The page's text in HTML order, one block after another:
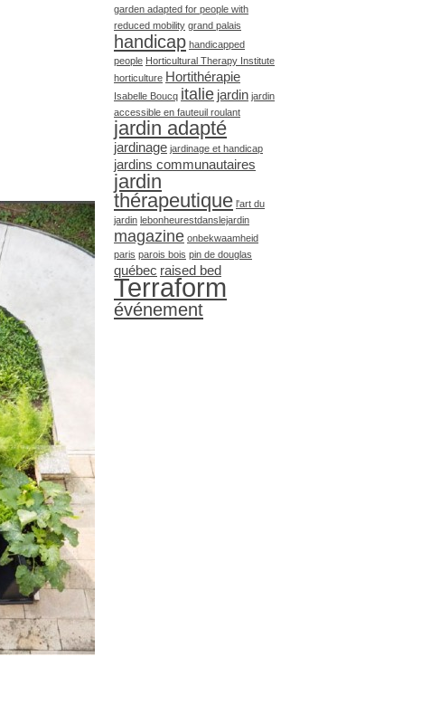
garden adapted for people with
reduced mobility grand palais
handicap handicapped
people Horticultural Therapy Institute
horticulture Hortithérapie
Isabelle Boucq italie jardin jardin
accessible en fauteuil roulant
jardin adapté
jardinage jardinage et handicap
jardins communautaires
jardin
thérapeutique l'art du
jardin lebonheurestdanslejardin
magazine onbekwaamheid
paris parois bois pin de douglas
québec raised bed
Terraform
événement